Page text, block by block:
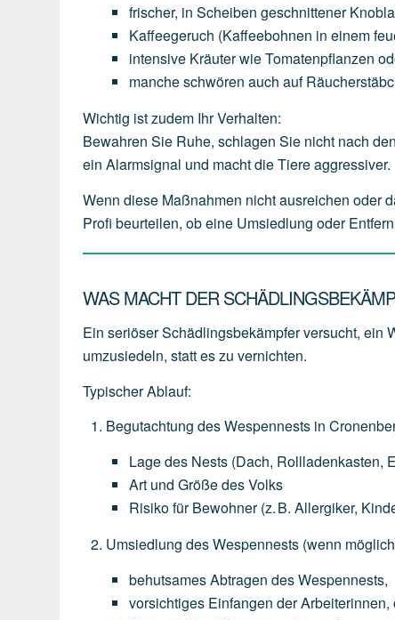
frischer, in Scheiben geschnittener
Kaffeegeruch (Kaffeebohnen in einem
intensive KräuterwieTomatenpflanzen
mancheschwören auch auf
Wichtig ist zudem Ihr Verhalten:
Bewahren Sie Ruhe, schlagen Sie nicht nach
ein Alarmsignal und macht die Tiere aggressiver.
Wenn diese Maßnahmen nicht ausreichen oder
Profi beurteilen, ob eine Umsiedlung oder
WAS MACHT DER
Ein seriöser Schädlingsbekämpfer versucht, ein
umzusiedeln, statt es zu vernichten.
Typischer Ablauf:
Begutachtung des Wespennests in
Lagedes Nests (Dach, Rollladenkasten,
Art und GrößedesVolks
Risikofür Bewohner (z.B. Allergiker,
Umsiedlung des Wespennests (wenn
behutsamesAbtragen desWespennests,
vorsichtiges Einfangen derArbeiterinnen,